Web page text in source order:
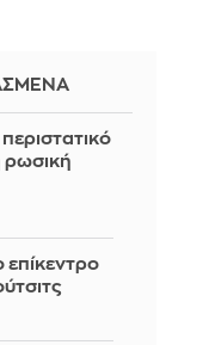
ρωσική
επίκεντρο